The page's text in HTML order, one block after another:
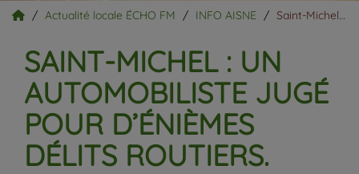
Actualité locale ÉCHO FM INFO AISNE Saint-Michel : un automobiliste jugé pour d’énièmes délits routiers.
SAINT-MICHEL : UN
AUTOMOBILISTE JUGÉ
POUR D’ÉNIÈMES
DÉLITS ROUTIERS.